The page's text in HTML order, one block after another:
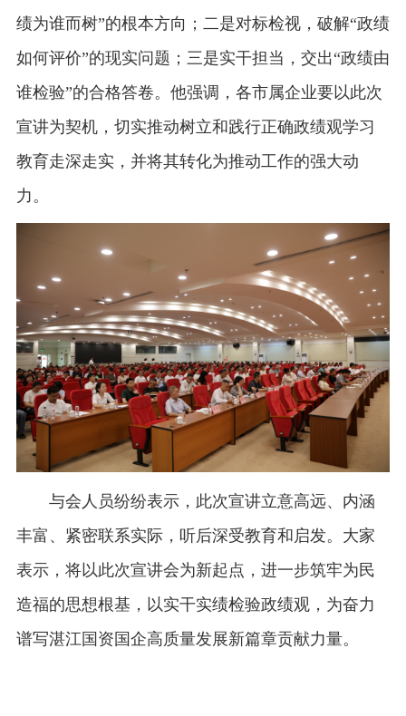
绩为谁而树”的根本方向；二是对标检视，破解“政绩
如何评价”的现实问题；三是实干担当，交出“政绩由
谁检验”的合格答卷。他强调，各市属企业要以此次
宣讲为契机，切实推动树立和践行正确政绩观学习
教育走深走实，并将其转化为推动工作的强大动
力。
与会人员纷纷表示，此次宣讲立意高远、内涵
丰富、紧密联系实际，听后深受教育和启发。大家
表示，将以此次宣讲会为新起点，进一步筑牢为民
造福的思想根基，以实干实绩检验政绩观，为奋力
谱写湛江国资国企高质量发展新篇章贡献力量。